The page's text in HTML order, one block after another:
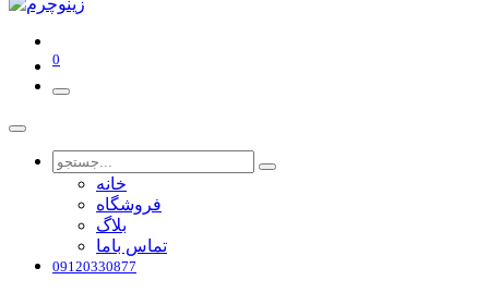
0
خانه
فروشگاه
بلاگ
تماس باما
09120330877